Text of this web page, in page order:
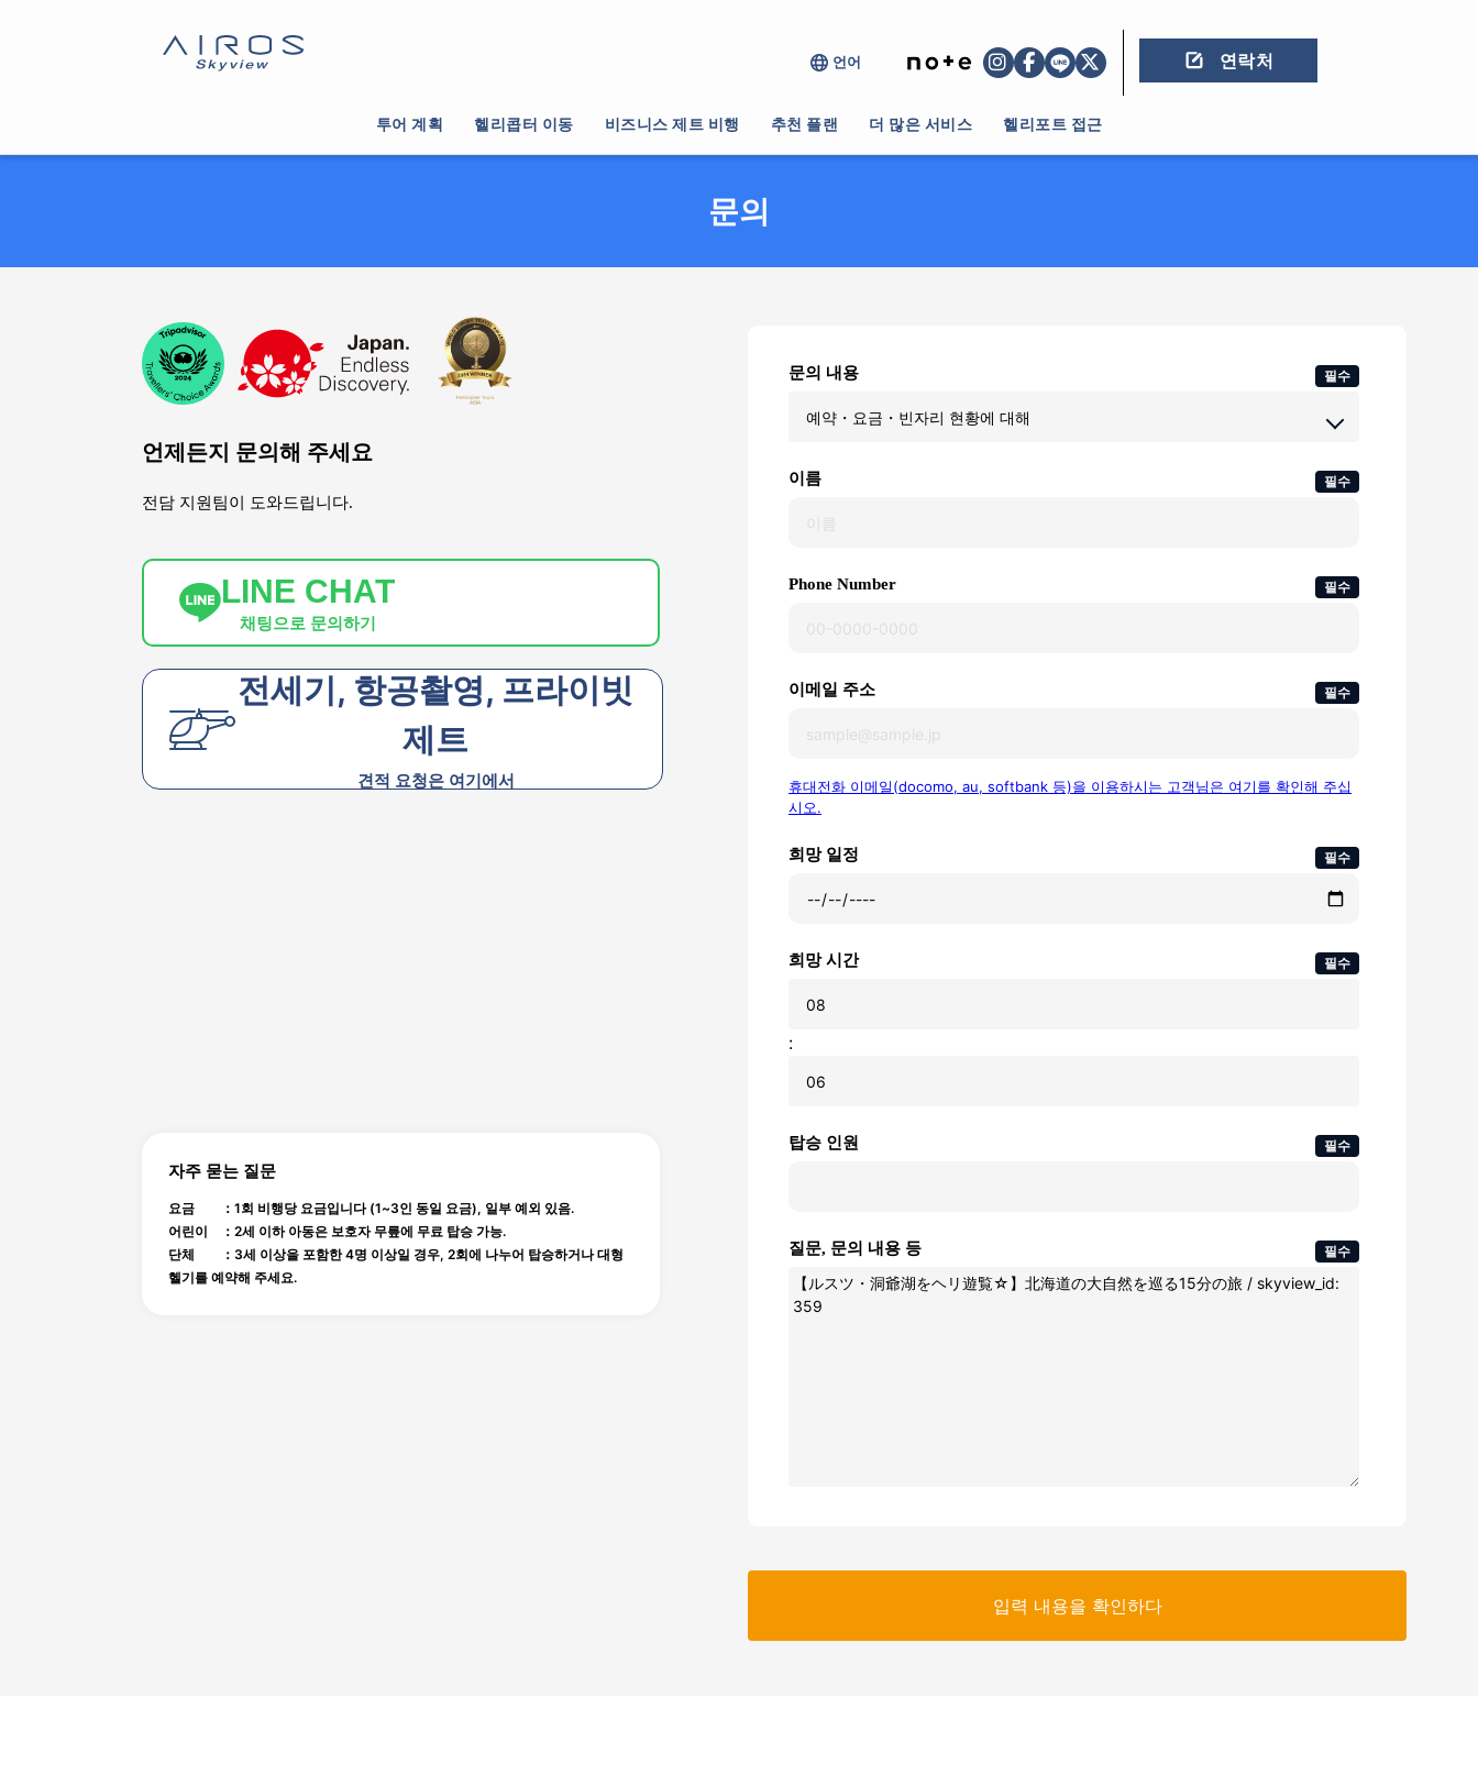
언어 연락처
투어 계획 헬리콥터 이동 비즈니스 제트 비행 추천 플랜 더 많은 서비스 헬리포트 접근
문의
언제든지 문의해 주세요
전담 지원팀이 도와드립니다.
LINE CHAT
채팅으로 문의하기
전세기, 항공촬영, 프라이빗
제트
견적 요청은 여기에서
문의 내용 필수
이름 필수
Phone Number 필수
이메일 주소 필수
휴대전화 이메일(docomo, au, softbank 등)을 이용하시는 고객님은 여기를 확인해 주십
시오.
희망 일정 필수
희망 시간 필수
:
탑승 인원 필수
질문, 문의 내용 등 필수
자주 묻는 질문
요금 ：1회 비행당 요금입니다 (1~3인 동일 요금), 일부 예외 있음.
어린이 ：2세 이하 아동은 보호자 무릎에 무료 탑승 가능.
단체 ：3세 이상을 포함한 4명 이상일 경우, 2회에 나누어 탑승하거나 대형
헬기를 예약해 주세요.